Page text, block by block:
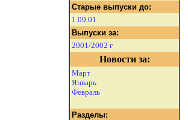
Старые выпуски до:
1.09.01
Выпуски за:
2001/2002 г
Новости за:
Март
Январь
Февраль
Разделы: